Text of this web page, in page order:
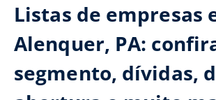
Listas de empresas
Alenquer, PA:
segmento, dívidas,